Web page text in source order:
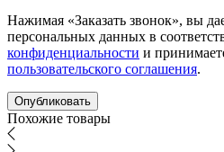
Нажимая «Заказать звонок», вы
персональных данных в
конфиденциальности и
пользовательского соглашения.
Похожие товары